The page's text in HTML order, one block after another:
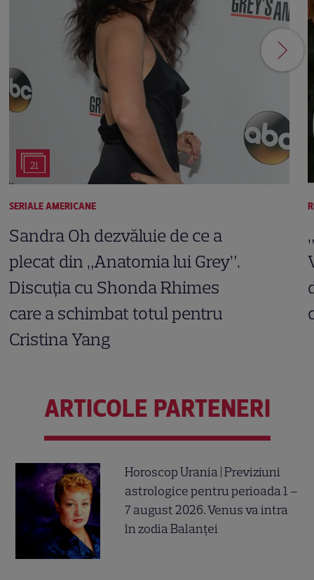
21
SERIALE AMERICANE
Sandra Oh dezvăluie de ce a
plecat din „Anatomia lui Grey”.
Discuția cu Shonda Rhimes
care a schimbat totul pentru
Cristina Yang
ARTICOLE PARTENERI
Horoscop Urania | Previziuni
astrologice pentru perioada 1 –
7 august 2026. Venus va intra
în zodia Balanței